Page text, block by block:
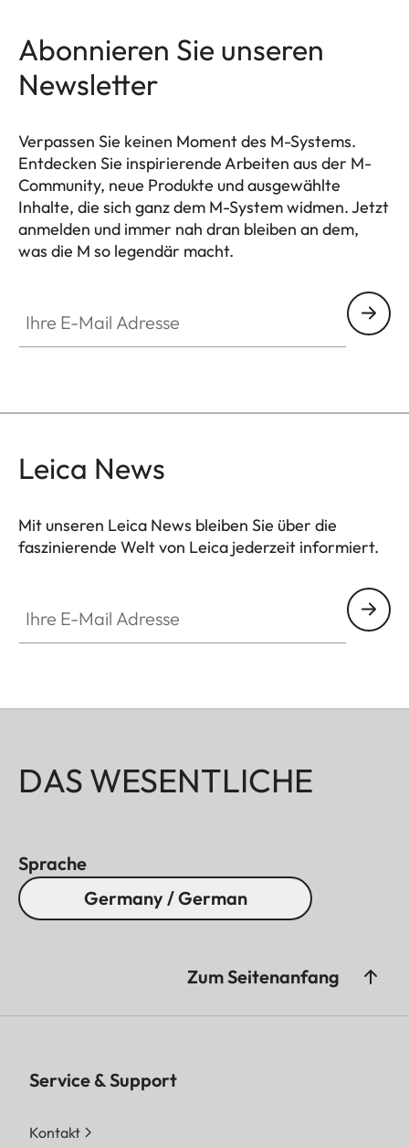
Abonnieren Sie unseren
Newsletter
Verpassen Sie keinen Moment des M-Systems.
Entdecken Sie inspirierende Arbeiten aus der M-
Community, neue Produkte und ausgewählte
Inhalte, die sich ganz dem M-System widmen. Jetzt
anmelden und immer nah dran bleiben an dem,
was die M so legendär macht.
Leica News
Mit unseren Leica News bleiben Sie über die
faszinierende Welt von Leica jederzeit informiert.
DAS WESENTLICHE
Sprache
Germany / German
Zum Seitenanfang
Service & Support
Kontakt